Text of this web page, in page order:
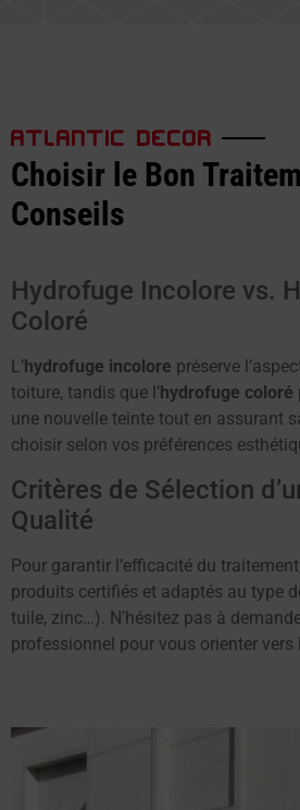
ATLANTIC DECOR
Choisir le Bon
Conseils
Hydrofuge Incolore vs.
Coloré
L’hydrofuge incolore préserve
toiture, tandis que l’hydrofuge coloré
une nouvelle teinte tout en assurant
choisir selon vos préférences
Critères de Sélection
Qualité
Pour garantir l’efficacité du
produits certifiés et adaptés au type
tuile, zinc…). N’hésitez pas à
professionnel pour vous orienter vers